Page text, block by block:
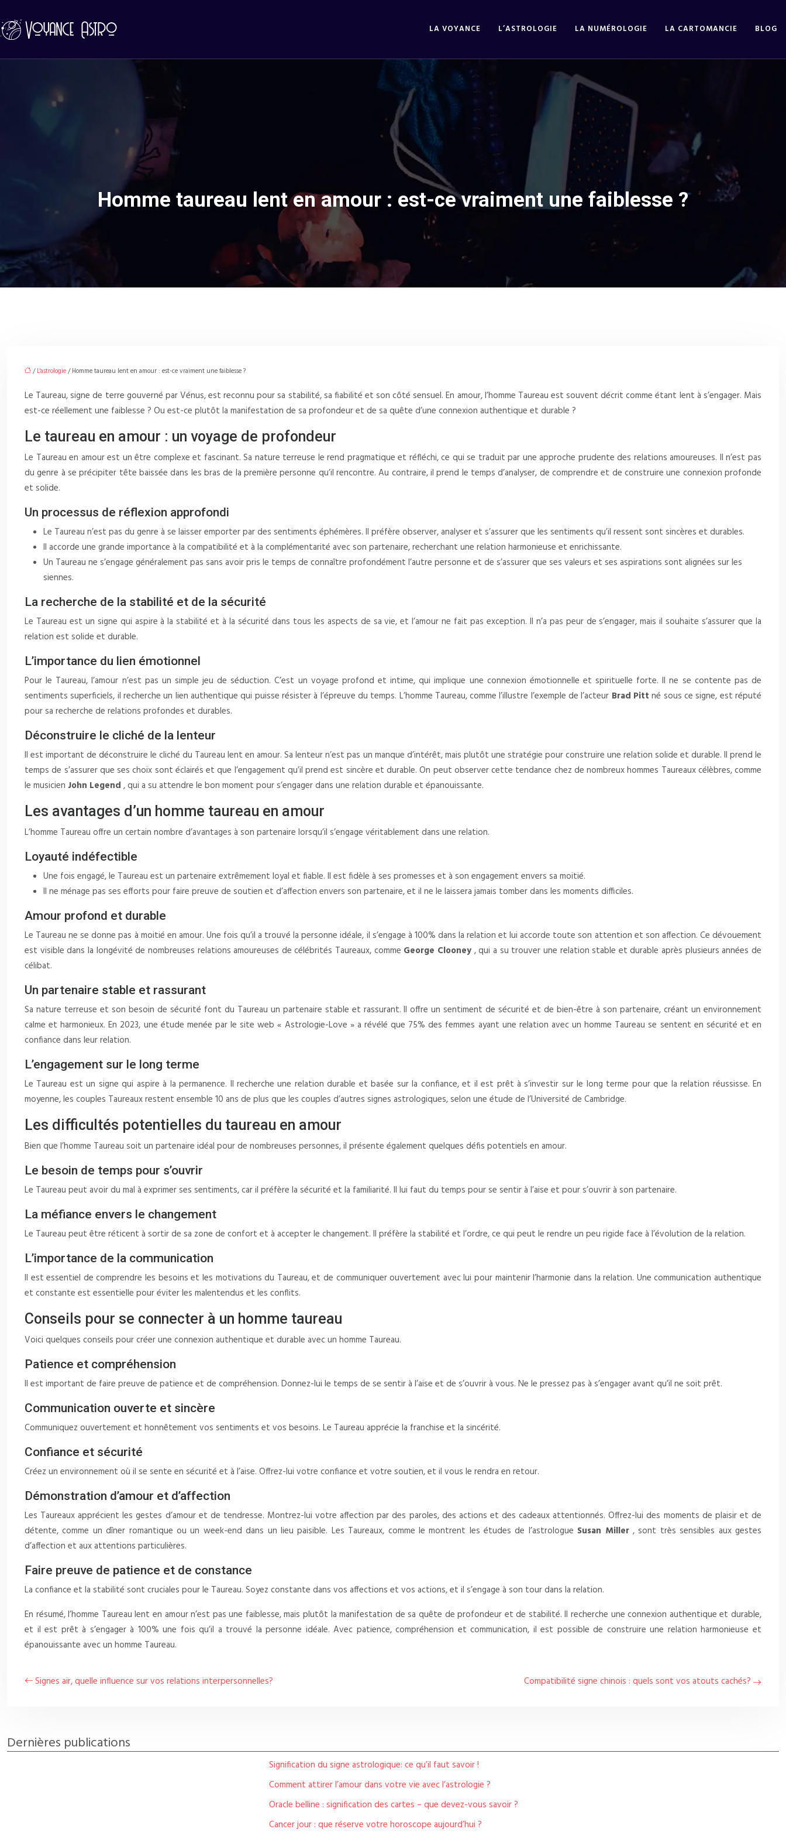
LA VOYANCE L’ASTROLOGIE LA NUMÉROLOGIE LA CARTOMANCIE BLOG
Homme taureau lent en amour : est-ce vraiment une faiblesse ?
/L'astrologie/ Homme taureau lent en amour : est-ce vraiment une faiblesse ?
Le Taureau, signe de terre gouverné par Vénus, est reconnu pour sa stabilité, sa fiabilité et son côté sensuel. En amour, l’homme Taureau est souvent décrit comme étant lent à s’engager. Mais
est-ce réellement une faiblesse ? Ou est-ce plutôt la manifestation de sa profondeur et de sa quête d’une connexion authentique et durable ?
Le taureau en amour : un voyage de profondeur
Le Taureau en amour est un être complexe et fascinant. Sa nature terreuse le rend pragmatique et réfléchi, ce qui se traduit par une approche prudente des relations amoureuses. Il n’est pas
du genre à se précipiter tête baissée dans les bras de la première personne qu’il rencontre. Au contraire, il prend le temps d’analyser, de comprendre et de construire une connexion profonde
et solide.
Un processus de réflexion approfondi
Le Taureau n’est pas du genre à se laisser emporter par des sentiments éphémères. Il préfère observer, analyser et s’assurer que les sentiments qu’il ressent sont sincères et durables.
Il accorde une grande importance à la compatibilité et à la complémentarité avec son partenaire, recherchant une relation harmonieuse et enrichissante.
Un Taureau ne s’engage généralement pas sans avoir pris le temps de connaître profondément l’autre personne et de s’assurer que ses valeurs et ses aspirations sont alignées sur les
siennes.
La recherche de la stabilité et de la sécurité
Le Taureau est un signe qui aspire à la stabilité et à la sécurité dans tous les aspects de sa vie, et l’amour ne fait pas exception. Il n’a pas peur de s’engager, mais il souhaite s’assurer que la
relation est solide et durable.
L’importance du lien émotionnel
Pour le Taureau, l’amour n’est pas un simple jeu de séduction. C’est un voyage profond et intime, qui implique une connexion émotionnelle et spirituelle forte. Il ne se contente pas de
sentiments superficiels, il recherche un lien authentique qui puisse résister à l’épreuve du temps. L’homme Taureau, comme l’illustre l’exemple de l’acteur Brad Pittné sous ce signe, est réputé
pour sa recherche de relations profondes et durables.
Déconstruire le cliché de la lenteur
Il est important de déconstruire le cliché du Taureau lent en amour. Sa lenteur n’est pas un manque d’intérêt, mais plutôt une stratégie pour construire une relation solide et durable. Il prend le
temps de s’assurer que ses choix sont éclairés et que l’engagement qu’il prend est sincère et durable. On peut observer cette tendance chez de nombreux hommes Taureaux célèbres, comme
le musicien John Legend , qui a su attendre le bon moment pour s’engager dans une relation durable et épanouissante.
Les avantages d’un homme taureau en amour
L’homme Taureau offre un certain nombre d’avantages à son partenaire lorsqu’il s’engage véritablement dans une relation.
Loyauté indéfectible
Une fois engagé, le Taureau est un partenaire extrêmement loyal et fiable. Il est fidèle à ses promesses et à son engagement envers sa moitié.
Il ne ménage pas ses efforts pour faire preuve de soutien et d’affection envers son partenaire, et il ne le laissera jamais tomber dans les moments difficiles.
Amour profond et durable
Le Taureau ne se donne pas à moitié en amour. Une fois qu’il a trouvé la personne idéale, il s’engage à 100% dans la relation et lui accorde toute son attention et son affection. Ce dévouement
est visible dans la longévité de nombreuses relations amoureuses de célébrités Taureaux, comme George Clooney , qui a su trouver une relation stable et durable après plusieurs années de
célibat.
Un partenaire stable et rassurant
Sa nature terreuse et son besoin de sécurité font du Taureau un partenaire stable et rassurant. Il offre un sentiment de sécurité et de bien-être à son partenaire, créant un environnement
calme et harmonieux. En 2023, une étude menée par le site web « Astrologie-Love » a révélé que 75% des femmes ayant une relation avec un homme Taureau se sentent en sécurité et en
confiance dans leur relation.
L’engagement sur le long terme
Le Taureau est un signe qui aspire à la permanence. Il recherche une relation durable et basée sur la confiance, et il est prêt à s’investir sur le long terme pour que la relation réussisse. En
moyenne, les couples Taureaux restent ensemble 10 ans de plus que les couples d’autres signes astrologiques, selon une étude de l’Université de Cambridge.
Les difficultés potentielles du taureau en amour
Bien que l’homme Taureau soit un partenaire idéal pour de nombreuses personnes, il présente également quelques défis potentiels en amour.
Le besoin de temps pour s’ouvrir
Le Taureau peut avoir du mal à exprimer ses sentiments, car il préfère la sécurité et la familiarité. Il lui faut du temps pour se sentir à l’aise et pour s’ouvrir à son partenaire.
La méfiance envers le changement
Le Taureau peut être réticent à sortir de sa zone de confort et à accepter le changement. Il préfère la stabilité et l’ordre, ce qui peut le rendre un peu rigide face à l’évolution de la relation.
L’importance de la communication
Il est essentiel de comprendre les besoins et les motivations du Taureau, et de communiquer ouvertement avec lui pour maintenir l’harmonie dans la relation. Une communication authentique
et constante est essentielle pour éviter les malentendus et les conflits.
Conseils pour se connecter à un homme taureau
Voici quelques conseils pour créer une connexion authentique et durable avec un homme Taureau.
Patience et compréhension
Il est important de faire preuve de patience et de compréhension. Donnez-lui le temps de se sentir à l’aise et de s’ouvrir à vous. Ne le pressez pas à s’engager avant qu’il ne soit prêt.
Communication ouverte et sincère
Communiquez ouvertement et honnêtement vos sentiments et vos besoins. Le Taureau apprécie la franchise et la sincérité.
Confiance et sécurité
Créez un environnement où il se sente en sécurité et à l’aise. Offrez-lui votre confiance et votre soutien, et il vous le rendra en retour.
Démonstration d’amour et d’affection
Les Taureaux apprécient les gestes d’amour et de tendresse. Montrez-lui votre affection par des paroles, des actions et des cadeaux attentionnés. Offrez-lui des moments de plaisir et de
détente, comme un dîner romantique ou un week-end dans un lieu paisible. Les Taureaux, comme le montrent les études de l’astrologue Susan Miller, sont très sensibles aux gestes
d’affection et aux attentions particulières.
Faire preuve de patience et de constance
La confiance et la stabilité sont cruciales pour le Taureau. Soyez constante dans vos affections et vos actions, et il s’engage à son tour dans la relation.
En résumé, l’homme Taureau lent en amour n’est pas une faiblesse, mais plutôt la manifestation de sa quête de profondeur et de stabilité. Il recherche une connexion authentique et durable,
et il est prêt à s’engager à 100% une fois qu’il a trouvé la personne idéale. Avec patience, compréhension et communication, il est possible de construire une relation harmonieuse et
épanouissante avec un homme Taureau.
Signes air, quelle influence sur vos relations interpersonnelles? Compatibilité signe chinois : quels sont vos atouts cachés?
Dernières publications
Signification du signe astrologique: ce qu’il faut savoir !
Comment attirer l’amour dans votre vie avec l’astrologie ?
Oracle belline : signification des cartes – que devez-vous savoir ?
Cancer jour : que réserve votre horoscope aujourd’hui ?